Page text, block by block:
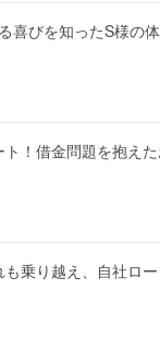
喜びを知ったS様の
！借金問題を抱え
乗り越え、自社ロー